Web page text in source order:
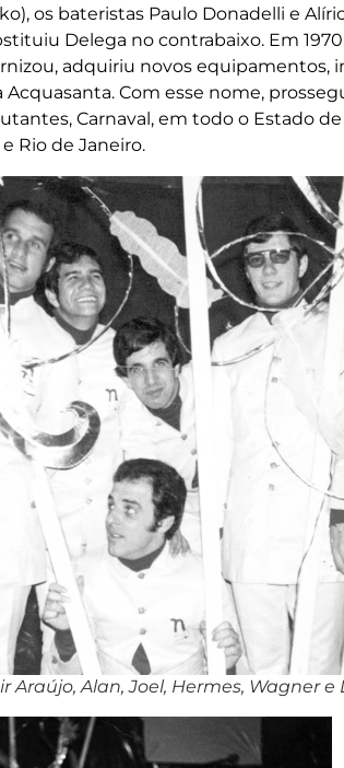
os bateristas Paulo Donadelli e
Delega no contrabaixo. Em
adquiriu novos equipamentos,
Com esse nome,
Carnaval, em todo o Estado
e Rio de Janeiro.
Araújo, Alan, Joel, Hermes, Wagner e